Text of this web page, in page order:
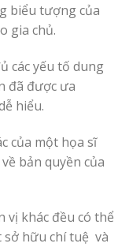
biểu tượng của
gia chủ.
các yếu tố dung
đã được ưa
hiểu.
của một họa sĩ
bản quyền của
vị khác đều có thể
sở hữu chí tuệ và